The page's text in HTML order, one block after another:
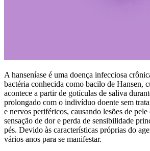
A hanseníase é uma doença infecciosa
bactéria conhecida como bacilo de Hansen,
acontece a partir de gotículas de saliva
prolongado com o indivíduo doente sem
e nervos periféricos, causando lesões de
sensação de dor e perda de sensibilidade
pés. Devido às características próprias do
vários anos para se manifestar.